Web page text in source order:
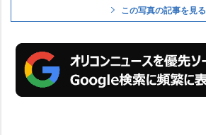
この写真の記事を見る